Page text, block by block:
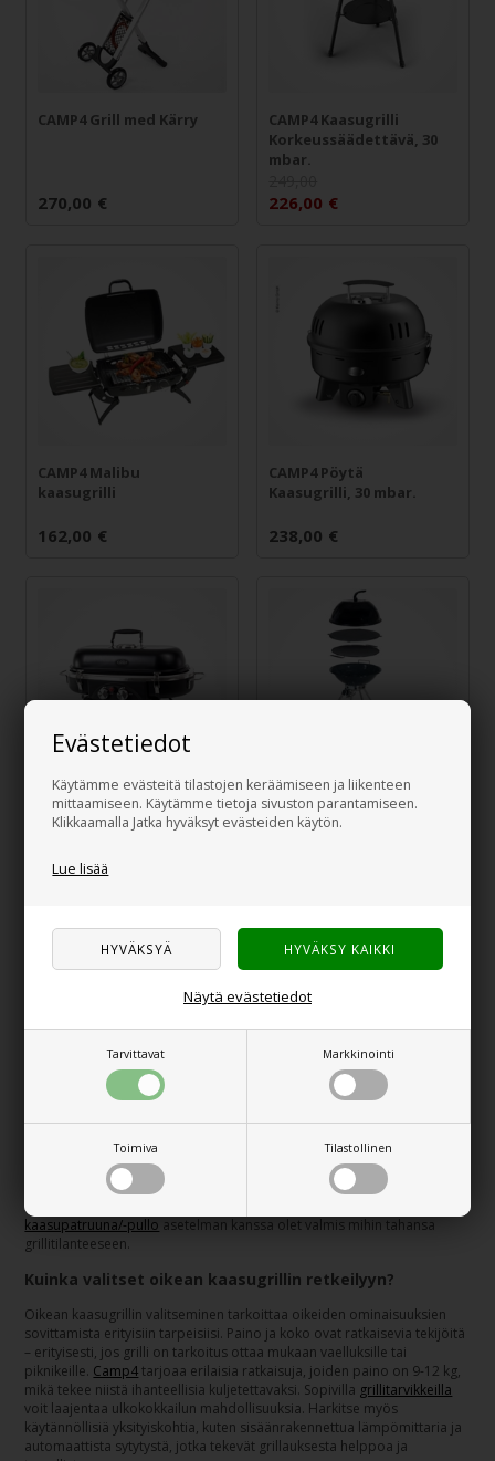
Evästetiedot
Käytämme evästeitä tilastojen keräämiseen ja liikenteen
mittaamiseen. Käytämme tietoja sivuston parantamiseen.
Klikkaamalla Jatka hyväksyt evästeiden käytön.
Lue lisää
Tarvittavat Markkinointi
Toimiva Tilastollinen
Näytä evästetiedot
CAMP4 Grill med Kärry
270,00 €
CAMP4 Kaasugrilli
Korkeussäädettävä, 30
mbar.
226,00 €
CAMP4 Malibu
kaasugrilli
162,00 €
CAMP4 Pöytä
Kaasugrilli, 30 mbar.
238,00 €
CAMP4 Pöytärunko
Grillille Trolleylla (220237)
40,00 €
CAMP4 Woki 4 in 1,
Sivu 1/1
Camp4 kaasugrillit tekevät ulkona
Camp4 on vuosien varrella vakiinnuttanut asemansa luotettavana
käytännöllisten kaasugrillien valmistajana aktiiviseen ulkoilmaelämään.
Keskittymällä kestäviin materiaaleihin ja harkittuihin yksityiskohtiin
piezosytytys ja käytännölliset kuljetuslaukut, mikä tekee kokkaamisen
ilosta helppoa paikasta toiseen. Täydellisen grillauskokemuksen
varmistamiseksi saatavilla on myös
erilaisia grillitarvikkeita
laajentavat ulkona kokkaamisen mahdollisuuksia. Oikean
kaasupatruuna/-pullo asetelman kanssa olet valmis mihin tahansa
grillitilanteeseen.
Kuinka valitset oikean kaasugrillin retkeilyyn?
Oikean kaasugrillin valitseminen tarkoittaa oikeiden ominaisuuksien
sovittamista erityisiin tarpeisiisi. Paino ja koko ovat ratkaisevia tekijöitä
– erityisesti, jos grilli on tarkoitus ottaa mukaan vaelluksille tai
piknikeille. Camp4tarjoaa erilaisia ratkaisuja, joiden paino on 9-12 kg,
mikä tekee niistä ihanteellisia kuljetettavaksi. Sopivilla grillitarvikkeilla
voit laajentaa ulkokokkailun mahdollisuuksia. Harkitse myös
käytännöllisiä yksityiskohtia, kuten sisäänrakennettua lämpömittaria ja
automaattista sytytystä, jotka tekevät grillauksesta helppoa ja